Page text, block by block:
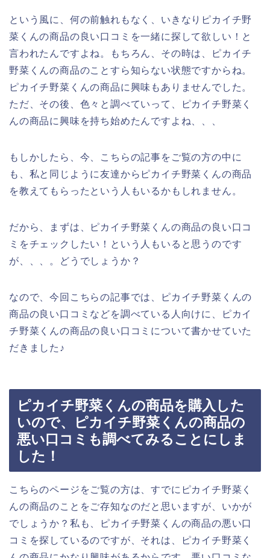
という風に、何の前触れもなく、いきなりピカイチ野
菜くんの商品の良い口コミを一緒に探して欲しい！と
言われたんですよね。もちろん、その時は、ピカイチ
野菜くんの商品のことすら知らない状態ですからね。
ピカイチ野菜くんの商品に興味もありませんでした。
ただ、その後、色々と調べていって、ピカイチ野菜く
んの商品に興味を持ち始めたんですよね、、、
もしかしたら、今、こちらの記事をご覧の方の中に
も、私と同じように友達からピカイチ野菜くんの商品
を教えてもらったという人もいるかもしれません。
だから、まずは、ピカイチ野菜くんの商品の良い口コ
ミをチェックしたい！という人もいると思うのです
が、、、。どうでしょうか？
なので、今回こちらの記事では、ピカイチ野菜くんの
商品の良い口コミなどを調べている人向けに、ピカイ
チ野菜くんの商品の良い口コミについて書かせていた
だきました♪
ピカイチ野菜くんの商品を購入した
いので、ピカイチ野菜くんの商品の
悪い口コミも調べてみることにしま
した！
こちらのページをご覧の方は、すでにピカイチ野菜く
んの商品のことをご存知なのだと思いますが、いかが
でしょうか？私も、ピカイチ野菜くんの商品の悪い口
コミを探しているのですが、それは、ピカイチ野菜く